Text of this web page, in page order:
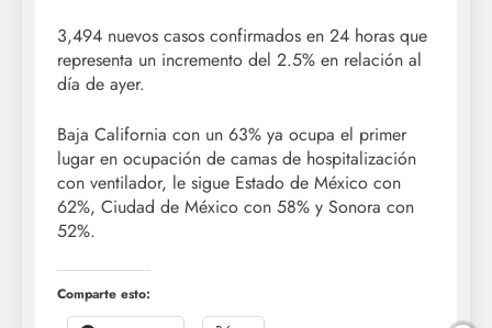
3,494 nuevos casos confirmados en 24 horas que
representa un incremento del 2.5% en relación al
día de ayer.
Baja California con un 63% ya ocupa el primer
lugar en ocupación de camas de hospitalización
con ventilador, le sigue Estado de México con
62%, Ciudad de México con 58% y Sonora con
52%.
Comparte esto: